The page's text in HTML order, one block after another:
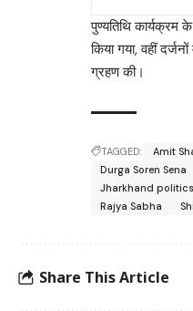
पुण्यतिथि कार्यक्रम
किया गया, वहीं
ग्रहण की।
TAGGED: Amit
Durga Soren Sena
Jharkhand politics
Rajya Sabha
Share This Article